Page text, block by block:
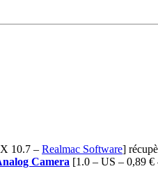
10.7 – Realmac Software]
Camera [1.0 – US – 0,89 €